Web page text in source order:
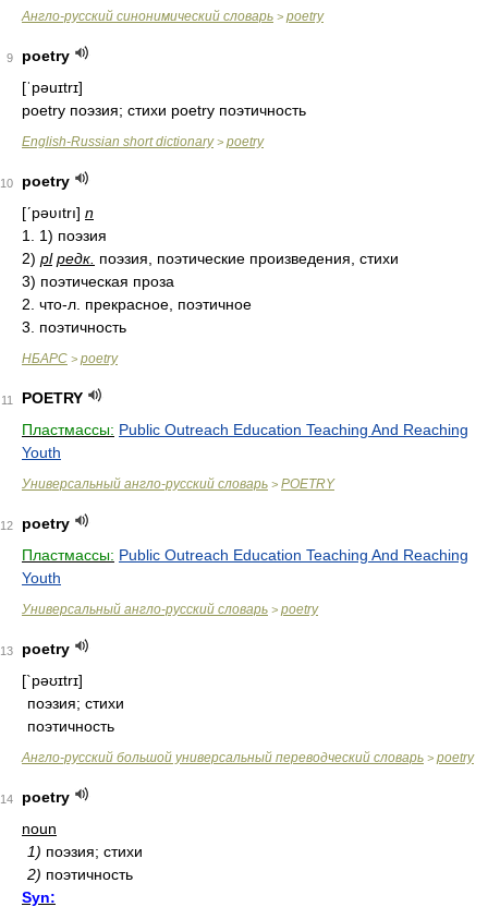
Англо-русский синонимический словарь > poetry
9
poetry
[ˈpəuɪtrɪ]
poetry поэзия; стихи poetry поэтичность
English-Russian short dictionary> poetry
10
poetry
[ʹpəʋıtrı] n
1. 1) поэзия
2) pl редк. поэзия, поэтические произведения, стихи
3) поэтическая проза
2. что-л. прекрасное, поэтичное
3. поэтичность
НБАРС > poetry
11
POETRY
Пластмассы: Public Outreach Education Teaching And Reaching
Youth
Универсальный англо-русский словарь > POETRY
12
poetry
Пластмассы: Public Outreach Education Teaching And Reaching
Youth
Универсальный англо-русский словарь > poetry
13
poetry
[`pəʊɪtrɪ]
поэзия; стихи
поэтичность
Англо-русский большой универсальный переводческий словарь > poetry
14
poetry
noun
1) поэзия; стихи
2) поэтичность
Syn: